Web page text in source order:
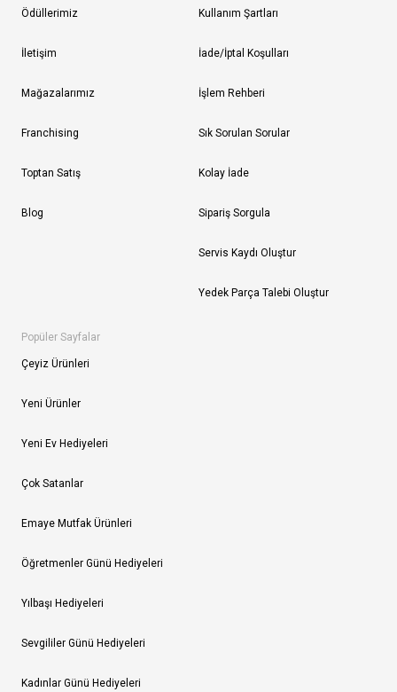
Ödüllerimiz
İletişim
Mağazalarımız
Franchising
Toptan Satış
Blog
Kullanım Şartları
İade/İptal Koşulları
İşlem Rehberi
Sık Sorulan Sorular
Kolay İade
Sipariş Sorgula
Servis Kaydı Oluştur
Yedek Parça Talebi Oluştur
Popüler Sayfalar
Çeyiz Ürünleri
Yeni Ürünler
Yeni Ev Hediyeleri
Çok Satanlar
Emaye Mutfak Ürünleri
Öğretmenler Günü Hediyeleri
Yılbaşı Hediyeleri
Sevgililer Günü Hediyeleri
Kadınlar Günü Hediyeleri